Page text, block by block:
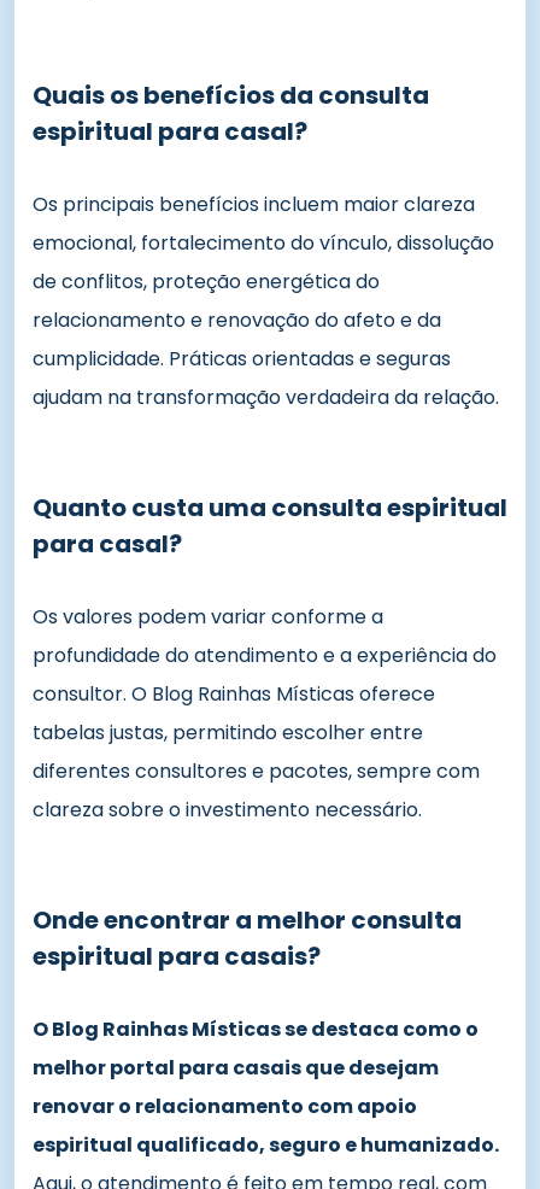
Quais os benefícios da consulta
espiritual para casal?
Os principais benefícios incluem maior clareza
emocional, fortalecimento do vínculo, dissolução
de conflitos, proteção energética do
relacionamento e renovação do afeto e da
cumplicidade. Práticas orientadas e seguras
ajudam na transformação verdadeira da relação.
Quanto custa uma consulta espiritual
para casal?
Os valores podem variar conforme a
profundidade do atendimento e a experiência do
consultor. O Blog Rainhas Místicas oferece
tabelas justas, permitindo escolher entre
diferentes consultores e pacotes, sempre com
clareza sobre o investimento necessário.
Onde encontrar a melhor consulta
espiritual para casais?
O Blog Rainhas Místicas se destaca como o
melhor portal para casais que desejam
renovar o relacionamento com apoio
espiritual qualificado, seguro e humanizado.